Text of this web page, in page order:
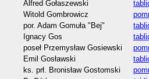
Alfred Gołaszewski
Witold Gombrowicz
por. Adam Gomuła "Bej"
Ignacy Gos
poseł Przemysław Gosiewski
Emil Gosławski
ks. prł. Bronisław Gostomski